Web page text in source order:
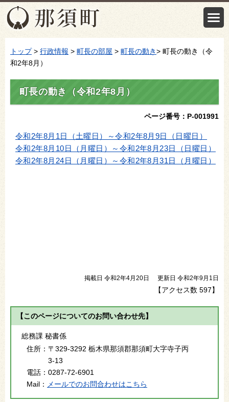
トップ> 行政情報 > 町長の部屋 > 町長の動き> 町長の動き（令
和2年8月）
町長の動き（令和2年8月）
ページ番号：P-001991
令和2年8月1日（土曜日）～令和2年8月9日（日曜日）
令和2年8月10日（月曜日）～令和2年8月23日（日曜日）
令和2年8月24日（月曜日）～令和2年8月31日（月曜日）
掲載日 令和2年4月20日 更新日 令和2年9月1日
【アクセス数 597】
【このページについてのお問い合わせ先】
総務課 秘書係
住所： 〒329-3292 栃木県那須郡那須町大字寺子丙
3-13
電話： 0287-72-6901
Mail：
メールでのお問合わせはこちら